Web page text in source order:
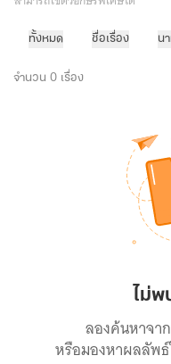
ทั้งหมด ชื่อเรื่อง น
จำนวน 0 เรื่อง
ไม่
ลองค้นหาจา
หรือมองหาผลลัพ